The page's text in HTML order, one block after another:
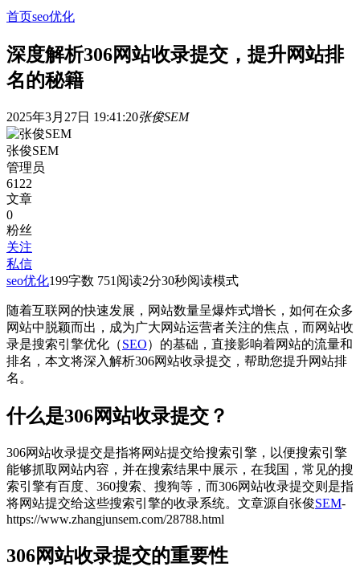
首页seo优化
深度解析306网站收录提交，提升网站排
名的秘籍
2025年3月27日 19:41:20张俊SEM
张俊SEM
管理员
6122
文章
0
粉丝
关注
私信
seo优化199字数 751 阅读2分30秒阅读模式
随着互联网的快速发展，网站数量呈爆炸式增长，如何在众多
网站中脱颖而出，成为广大网站运营者关注的焦点，而网站收
录是搜索引擎优化（SEO）的基础，直接影响着网站的流量和
排名，本文将深入解析306网站收录提交，帮助您提升网站排
名。
什么是306网站收录提交？
306网站收录提交是指将网站提交给搜索引擎，以便搜索引擎
能够抓取网站内容，并在搜索结果中展示，在我国，常见的搜
索引擎有百度、360搜索、搜狗等，而306网站收录提交则是指
将网站提交给这些搜索引擎的收录系统。 文章源自张俊SEM-
https://www.zhangjunsem.com/28788.html
306网站收录提交的重要性